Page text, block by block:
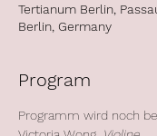
Tertianum Berlin,
Berlin, Germany
Program
Programm wird noch